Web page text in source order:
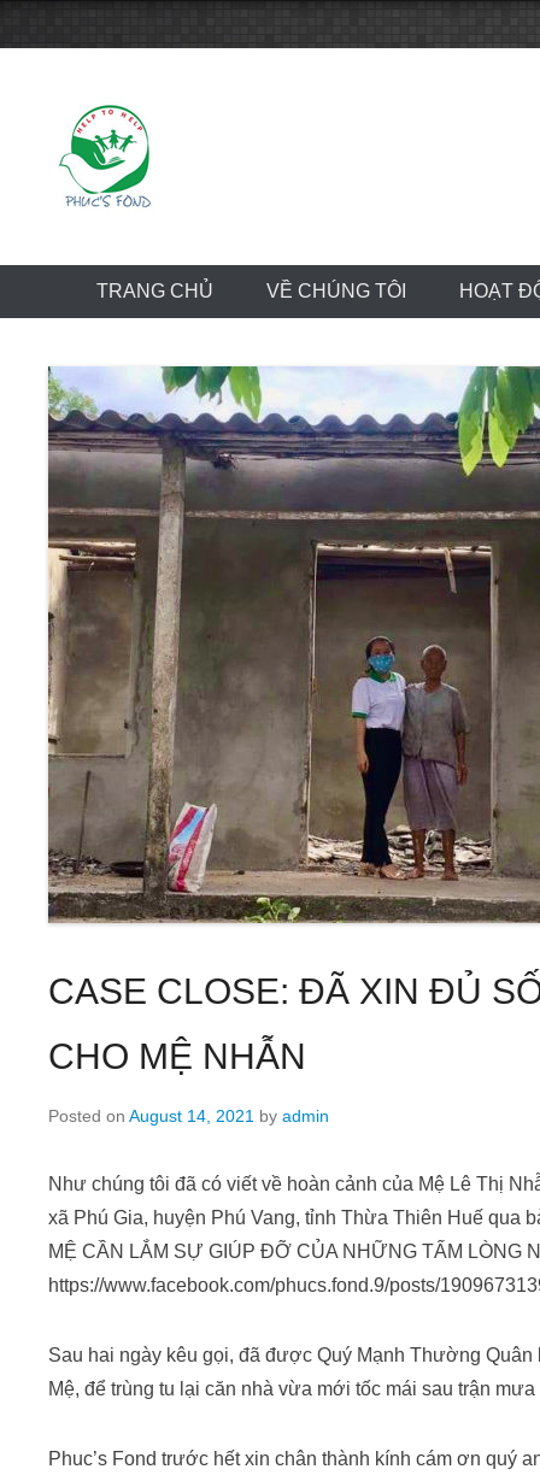
TRANG CHỦ VỀ CHÚNG TÔI HOẠT
CASE CLOSE: ĐÃ XIN ĐỦ
CHO MỆ NHẪN
Posted on August 14, 2021 by admin
Như chúng tôi đã có viết về hoàn cảnh của Mệ Lê Thị
xã Phú Gia, huyện Phú Vang, tỉnh Thừa Thiên Huế qua
MỆ CẦN LẮM SỰ GIÚP ĐỠ CỦA NHỮNG TẤM LÒNG
https://www.facebook.com/phucs.fond.9/posts/
Sau hai ngày kêu gọi, đã được Quý Mạnh Thường
Mệ, để trùng tu lại căn nhà vừa mới tốc mái sau trận
Phuc’s Fond trước hết xin chân thành kính cám ơn quý